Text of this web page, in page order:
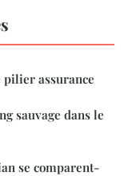
pilier assurance
sauvage dans le
se comparent-